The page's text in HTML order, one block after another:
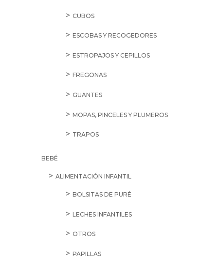
CUBOS
ESCOBAS Y RECOGEDORES
ESTROPAJOS Y CEPILLOS
FREGONAS
GUANTES
MOPAS, PINCELES Y PLUMEROS
TRAPOS
BEBÉ
ALIMENTACIÓN INFANTIL
BOLSITAS DE PURÉ
LECHES INFANTILES
OTROS
PAPILLAS